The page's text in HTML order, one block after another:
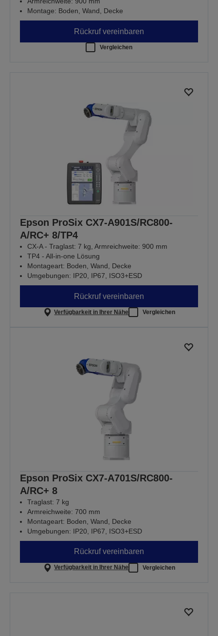
Montage: Boden, Wand, Decke
Rückruf vereinbaren
Vergleichen
Epson ProSix CX7-A901S/RC800-
A/RC+ 8/TP4
CX-A - Traglast: 7 kg, Armreichweite: 900 mm
TP4 - All-in-one Lösung
Montageart: Boden, Wand, Decke
Umgebungen: IP20, IP67, ISO3+ESD
Rückruf vereinbaren
Verfügbarkeit in Ihrer Nähe Vergleichen
Epson ProSix CX7-A701S/RC800-
A/RC+ 8
Traglast: 7 kg
Armreichweite: 700 mm
Montageart: Boden, Wand, Decke
Umgebungen: IP20, IP67, ISO3+ESD
Rückruf vereinbaren
Verfügbarkeit in Ihrer Nähe Vergleichen